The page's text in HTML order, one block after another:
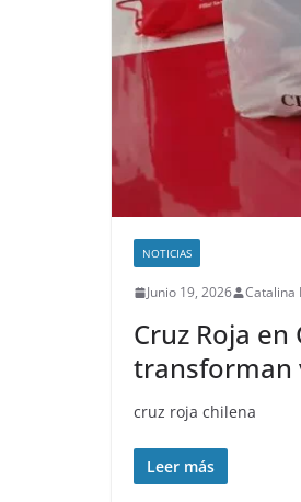
NOTICIAS
Junio 19, 2026 Catalina
Cruz Roja
transforman
cruz roja chilena
Leer más